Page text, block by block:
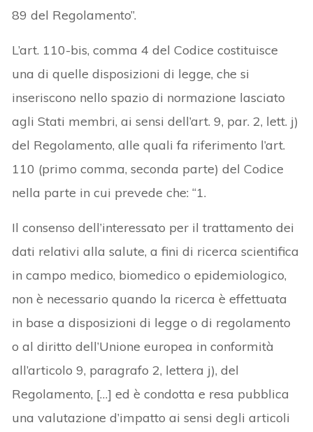
89 del Regolamento”.
L’art. 110-bis, comma 4 del Codice costituisce
una di quelle disposizioni di legge, che si
inseriscono nello spazio di normazione lasciato
agli Stati membri, ai sensi dell’art. 9, par. 2, lett. j)
del Regolamento, alle quali fa riferimento l’art.
110 (primo comma, seconda parte) del Codice
nella parte in cui prevede che: “1.
Il consenso dell’interessato per il trattamento dei
dati relativi alla salute, a fini di ricerca scientifica
in campo medico, biomedico o epidemiologico,
non è necessario quando la ricerca è effettuata
in base a disposizioni di legge o di regolamento
o al diritto dell’Unione europea in conformità
all’articolo 9, paragrafo 2, lettera j), del
Regolamento, […] ed è condotta e resa pubblica
una valutazione d’impatto ai sensi degli articoli